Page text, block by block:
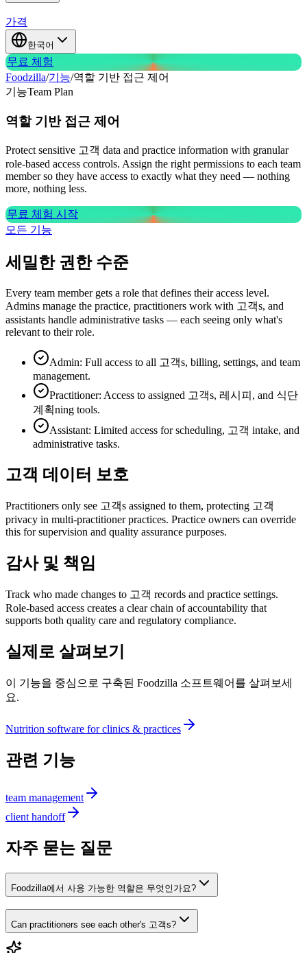
가격
한국어
무료 체험
Foodzilla/기능/역할 기반 접근 제어
기능Team Plan
역할 기반 접근 제어
Protect sensitive 고객 data and practice information with granular
role-based access controls. Assign the right permissions to each team
member so they have access to exactly what they need — nothing
more, nothing less.
무료 체험 시작
모든 기능
세밀한 권한 수준
Every team member gets a role that defines their access level.
Admins manage the practice, practitioners work with 고객s, and
assistants handle administrative tasks — each seeing only what's
relevant to their role.
Admin: Full access to all 고객s, billing, settings, and team
management.
Practitioner: Access to assigned 고객s, 레시피, and 식단
계획ning tools.
Assistant: Limited access for scheduling, 고객 intake, and
administrative tasks.
고객 데이터 보호
Practitioners only see 고객s assigned to them, protecting 고객
privacy in multi-practitioner practices. Practice owners can override
this for supervision and quality assurance purposes.
감사 및 책임
Track who made changes to 고객 records and practice settings.
Role-based access creates a clear chain of accountability that
supports both quality care and regulatory compliance.
실제로 살펴보기
이 기능을 중심으로 구축된 Foodzilla 소프트웨어를 살펴보세
요.
Nutrition software for clinics & practices
관련 기능
team management
client handoff
자주 묻는 질문
Foodzilla에서 사용 가능한 역할은 무엇인가요?
Can practitioners see each other's 고객s?